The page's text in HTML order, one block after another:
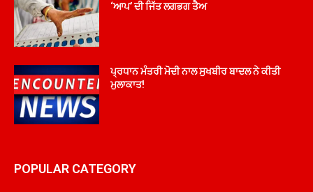
‘ਆਪ’ ਦੀ ਜਿੱਤ ਲਗਭਗ ਤੈਅ
ਪ੍ਰਧਾਨ ਮੰਤਰੀ ਮੋਦੀ ਨਾਲ ਸੁਖਬੀਰ ਬਾਦਲ ਨੇ ਕੀਤੀ
ਮੁਲਾਕਾਤ!
POPULAR CATEGORY